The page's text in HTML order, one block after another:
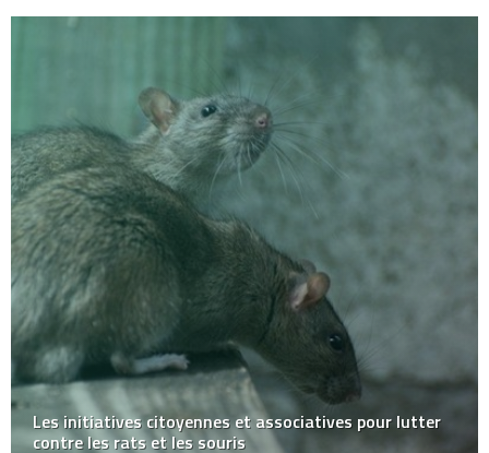
Que sont les bons de réduction et les codes de
réduction et comment fonctionnent-ils ?